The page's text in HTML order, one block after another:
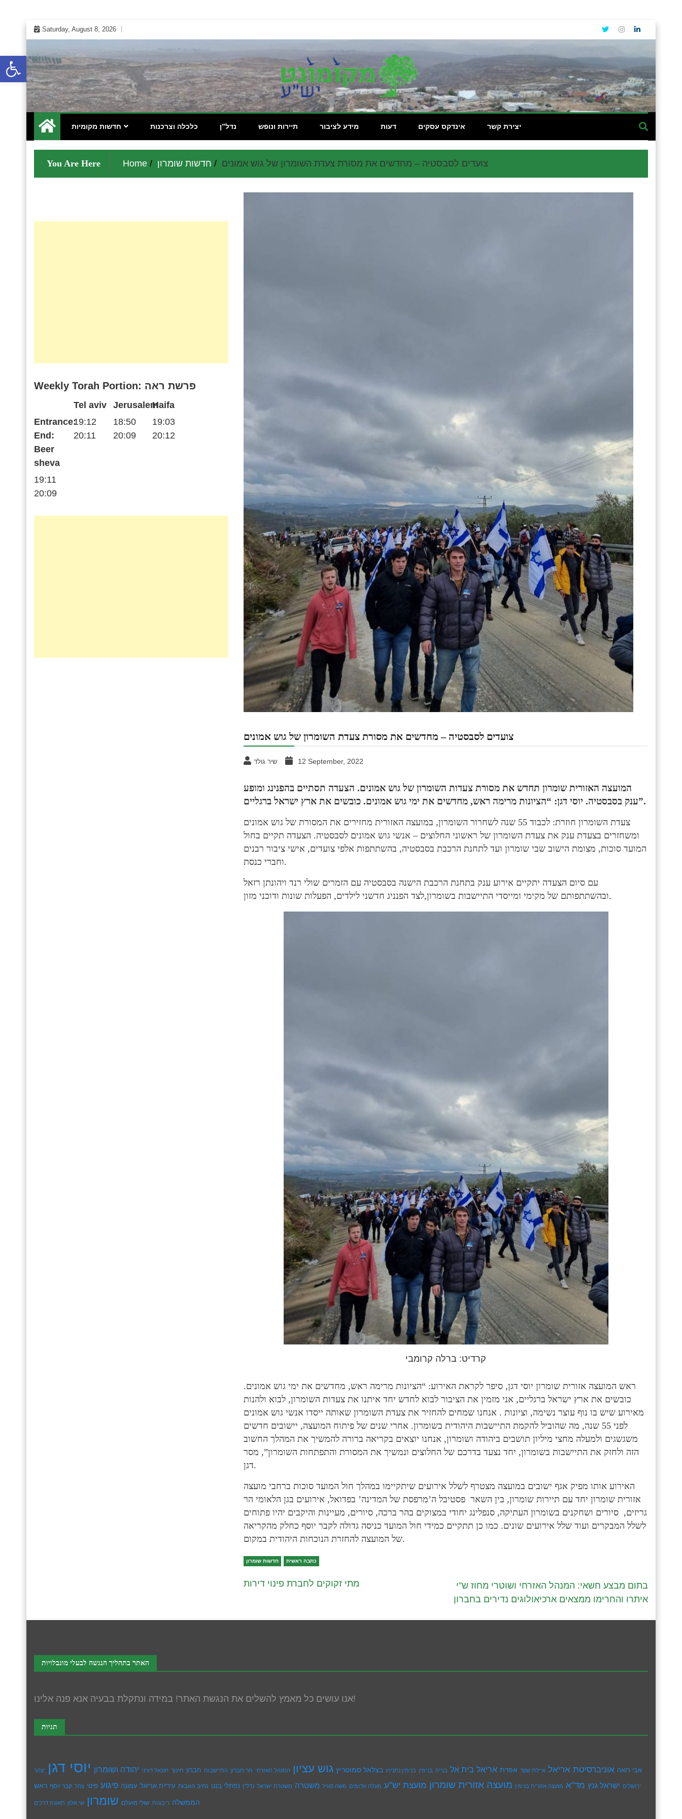
Open toolbar
Skip
to
content
Saturday, August 8, 2026
מקומונט הישובים ביו"ש
מקומון אינטרנטי לתושבי השומרון בנימין גוש עציון והר חברון
חדשות מקומיות כלכלה וצרכנות נדל”ן תיירות ונופש מידע לציבור דעות אינדקס עסקים יצירת קשר
You Are Here Home חדשות שומרון צועדים לסבסטיה – מחדשים את מסורת צעדת השומרון של גוש אמונים
צועדים לסבסטיה – מחדשים את מסורת צעדת השומרון של גוש אמונים
שיר גולד 12 September, 2022
המועצה האזורית שומרון תחדש את מסורת צעדות השומרון של גוש אמונים. הצעדה תסתיים בהפנינג ומופע
ענק בסבסטיה. יוסי דגן: “הציונות מרימה ראש, מחדשים את ימי גוש אמונים. כובשים את ארץ ישראל ברגליים”.
צעדת השומרון חוזרת: לכבוד 55 שנה לשחרור השומרון, במועצה האזורית מחזירים את המסורת של גוש אמונים
ומשחזרים בצעדת ענק את צעדת השומרון של ראשוני החלוצים – אנשי גוש אמונים לסבסטיה. הצעדה תקיים בחול
המועד סוכות, מצומת הישוב שבי שומרון ועד לתחנת הרכבת בסבסטיה, בהשתתפות אלפי צועדים, אישי ציבור רבנים
וחברי כנסת.
עם סיום הצעדה יתקיים אירוע ענק בתחנת הרכבת הישנה בסבסטיה עם הזמרים שולי רנד ויהונתן רזאל
ובהשתתפותם של מקימי ומייסדי התיישבות בשומרון,לצד הפנניג חדשני לילדים, הפעלות שונות ודוכני מזון.
קרדיט: ברלה קרומבי
ראש המועצה אזורית שומרון יוסי דגן, סיפר לקראת האירוע: “הציונות מרימה ראש, מחדשים את ימי גוש אמונים.
כובשים את ארץ ישראל ברגליים, אני מזמין את הציבור לבוא לחדש יחד איתנו את צעדות השומרון, לבוא ולהנות
מאירוע שיש בו נוף עוצר נשימה, וציונות . אנחנו שמחים להחזיר את צעדת השומרון שאותה ייסדו אנשי גוש אמונים
לפני 55 שנה, מה שהוביל להקמת התיישבות היהודית בשומרון. אחרי שנים של פיתוח המועצה, יישובים חדשים
משגשגים ולמעלה מחצי מיליון תושבים ביהודה ושומרון, אנחנו יוצאים בקריאה ברורה להמשיך את המהלך החשוב
הזה ולחזק את התיישבות בשומרון, יחד נצעד בדרכם של החלוצים ונמשיך את המסורת והתפתחות השומרון”, מסר
דגן.
האירוע אותו מפיק אגף ישובים במועצה מצטרף לשלל אירועים שיתקיימו במהלך חול המועד סוכות ברחבי מועצה
אזורית שומרון יחד עם תיירות שומרון, בין השאר פסטיבל ה’מרפסת של המדינה’ בפדואל, אירועים בגן הלאומי הר
גריזים, סיורים ושחקנים בשומרון העתיקה, סנפלינג יחודי במצוקים בהר ברכה, סיורים, מעיינות והיקבים יהיו פתוחים
לשלל המבקרים ועוד שלל אירועים שונים. כמו כן תתקיים כמידי חול המועד כניסה גדולה לקבר יוסף כחלק מהקריאה
של המועצה להחזרת הנוכחות היהודית במקום.
חדשות שומרון כתבה ראשית
בתום מבצע חשאי: המנהל האזרחי ושוטרי מחוז ש”י
איתרו והחרימו ממצאים ארכיאולוגים נדירים בחברון
Weekly Torah Portion: פרשת ראה
Entrance:
End:
Tel aviv
19:12
20:11
Jerusalem
18:50
20:09
Haifa
19:03
20:12
Beer
sheva
19:11
20:09
האתר בתהליך הנגשה לבעלי מוגבלויות
אנו עושים כל מאמץ להשלים את הנגשת האתר! במידה ונתקלת בבעיה אנא פנה אלינו!
תגיות
אבי רואה אוניברסיטת אריאל איילת שקד אפרת אריאל בית אל בנייה בנימין בנימין נתניהו בצלאל סמוטריץ גוש עציון המנהל האזרחי הר חברון התיישבות חברון חינוך חננאל דורני יהודה ושומרון יוסי דגן יצהר
ירושלים ישראל גנץ מד"א מועצה אזורית בנימין מועצה אזורית שומרון מועצת יש''ע מעלה אדומים משה סוויל משטרה משטרת ישראל נדל''ן נפתלי בנט נתיב האבות עיריית אריאל עמונה פיגוע פינוי צהל קבר יוסף ראש
הממשלה ריבונות שולי מועלם שומרון שי אלון תאונת דרכים